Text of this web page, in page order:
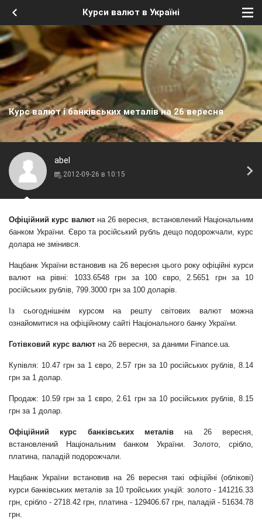
Курси валют в Україні
Курс валют і банківських металів на 26 вересня
abel
2012-09-26 в 10:15
Офіційний курс валютна 26 вересня, встановлений Національним
банком України. Євро та російський рубль дещо подорожчали, курс
долара не змінився.
Нацбанк України встановив на 26 вересня цього року офіційні курси
валют на рівні: 1033.6548 грн за 100 євро, 2.5651 грн за 10
російських рублів, 799.3000 грн за 100 доларів.
Із сьогоднішнім курсом на решту світових валют можна
ознайомитися на офіційному сайті Національного банку України.
Готівковий курс валют на 26 вересня, за даними Finance.ua.
Купівля: 10.47 грн за 1 євро, 2.57 грн за 10 російських рублів, 8.14
грн за 1 долар.
Продаж: 10.59 грн за 1 євро, 2.61 грн за 10 російських рублів, 8.15
грн за 1 долар.
Офіційний курс банківських металів на 26 вересня,
встановлений Національним банком України. Золото, срібло,
платина, паладій подорожчали.
Нацбанк України встановив на 26 вересня такі офіційні (облікові)
курси банківських металів за 10 тройських унцій: золото - 141216.33
грн, срібло - 2718.42 грн, платина - 129406.67 грн, паладій - 51634.78
грн.